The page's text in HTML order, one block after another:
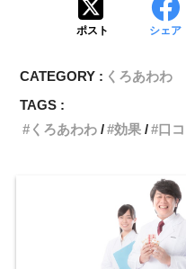
ポスト シェア
CATEGORY : くろあわわ
TAGS :
くろあわわ
効果 口コ